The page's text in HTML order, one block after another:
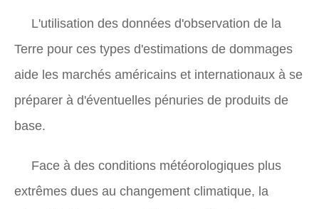
L'utilisation des données d'observation de la
Terre pour ces types d'estimations de dommages
aide les marchés américains et internationaux à se
préparer à d'éventuelles pénuries de produits de
base.
Face à des conditions météorologiques plus
extrêmes dues au changement climatique, la